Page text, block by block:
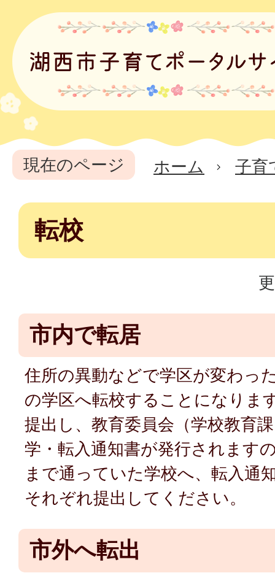
現在のページ ホーム 子育
転校
市内で転居
住所の異動などで学区が変わっ
の学区へ転校することになりま
提出し、教育委員会（学校教育
学・転入通知書が発行されます
まで通っていた学校へ、転入通
それぞれ提出してください。
市外へ転出